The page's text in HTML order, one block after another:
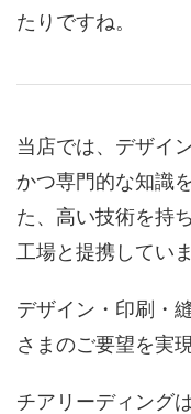
たりですね。
当店では、デザイ
かつ専門的な知識
た、高い技術を持
工場と提携していま
デザイン・印刷・
さまのご要望を実
チアリーディング